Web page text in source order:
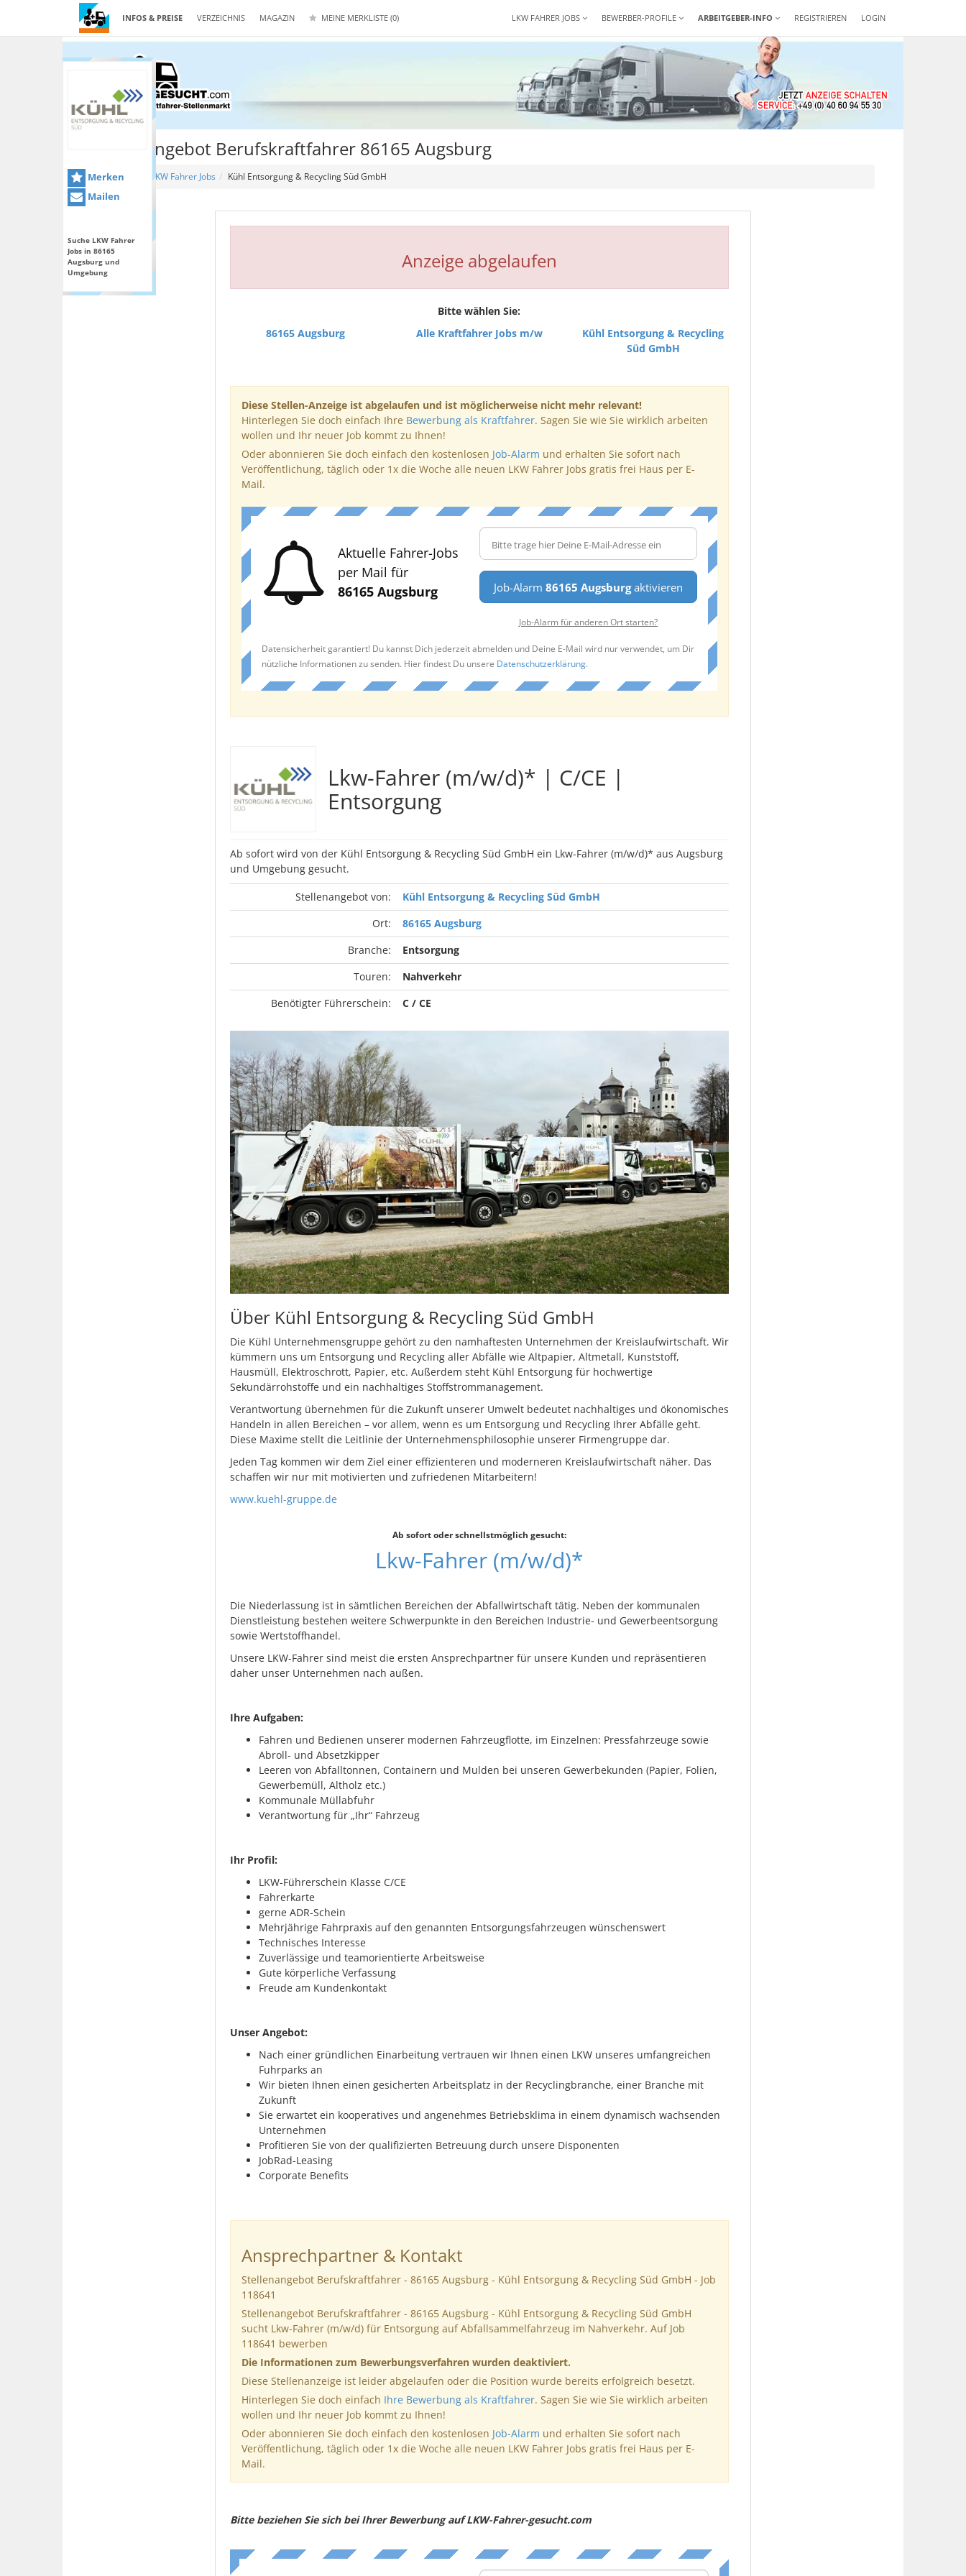
INFOS & PREISE VERZEICHNIS MAGAZIN MEINE MERKLISTE (0) REGISTRIEREN LOGIN
LKW FAHRER JOBS BEWERBER-PROFILE ARBEITGEBER-INFO
Stellenangebot Berufskraftfahrer 86165 Augsburg
Home LKW Fahrer Jobs Kühl Entsorgung & Recycling Süd GmbH
Merken
Mailen
Suche LKW Fahrer
Jobs in 86165
Augsburg und
Umgebung
Anzeige abgelaufen
Bitte wählen Sie:
86165 Augsburg
Alle Kraftfahrer Jobs m/w
Kühl Entsorgung & Recycling
Süd GmbH
Diese Stellen-Anzeige ist abgelaufen und ist möglicherweise nicht mehr relevant!
Hinterlegen Sie doch einfach Ihre Bewerbung als Kraftfahrer. Sagen Sie wie Sie wirklich arbeiten
wollen und Ihr neuer Job kommt zu Ihnen!
Oder abonnieren Sie doch einfach den kostenlosen Job-Alarm und erhalten Sie sofort nach
Veröffentlichung, täglich oder 1x die Woche alle neuen LKW Fahrer Jobs gratis frei Haus per E-
Mail.
Aktuelle Fahrer-Jobs
per Mail für
86165 Augsburg
Job-Alarm86165 Augsburgaktivieren
Job-Alarm für anderen Ort starten?
Datensicherheit garantiert! Du kannst Dich jederzeit abmelden und Deine E-Mail wird nur verwendet, um Dir
nützliche Informationen zu senden. Hier findest Du unsere Datenschutzerklärung.
Lkw-Fahrer (m/w/d)* | C/CE |
Entsorgung
Ab sofort wird von der Kühl Entsorgung & Recycling Süd GmbH ein Lkw-Fahrer (m/w/d)* aus Augsburg
und Umgebung gesucht.
Stellenangebot von:
Kühl Entsorgung & Recycling Süd GmbH
Ort:
86165 Augsburg
Branche:
Entsorgung
Touren:
Nahverkehr
Benötigter Führerschein:
C / CE
Über Kühl Entsorgung & Recycling Süd GmbH
Die Kühl Unternehmensgruppe gehört zu den namhaftesten Unternehmen der Kreislaufwirtschaft. Wir
kümmern uns um Entsorgung und Recycling aller Abfälle wie Altpapier, Altmetall, Kunststoff,
Hausmüll, Elektroschrott, Papier, etc. Außerdem steht Kühl Entsorgung für hochwertige
Sekundärrohstoffe und ein nachhaltiges Stoffstrommanagement.
Verantwortung übernehmen für die Zukunft unserer Umwelt bedeutet nachhaltiges und ökonomisches
Handeln in allen Bereichen – vor allem, wenn es um Entsorgung und Recycling Ihrer Abfälle geht.
Diese Maxime stellt die Leitlinie der Unternehmensphilosophie unserer Firmengruppe dar.
Jeden Tag kommen wir dem Ziel einer effizienteren und moderneren Kreislaufwirtschaft näher. Das
schaffen wir nur mit motivierten und zufriedenen Mitarbeitern!
www.kuehl-gruppe.de
Ab sofort oder schnellstmöglich gesucht:
Lkw-Fahrer (m/w/d)*
Die Niederlassung ist in sämtlichen Bereichen der Abfallwirtschaft tätig. Neben der kommunalen
Dienstleistung bestehen weitere Schwerpunkte in den Bereichen Industrie- und Gewerbeentsorgung
sowie Wertstoffhandel.
Unsere LKW-Fahrer sind meist die ersten Ansprechpartner für unsere Kunden und repräsentieren
daher unser Unternehmen nach außen.
Ihre Aufgaben:
Fahren und Bedienen unserer modernen Fahrzeugflotte, im Einzelnen: Pressfahrzeuge sowie
Abroll- und Absetzkipper
Leeren von Abfalltonnen, Containern und Mulden bei unseren Gewerbekunden (Papier, Folien,
Gewerbemüll, Altholz etc.)
Kommunale Müllabfuhr
Verantwortung für „Ihr“ Fahrzeug
Ihr Profil:
LKW-Führerschein Klasse C/CE
Fahrerkarte
gerne ADR-Schein
Mehrjährige Fahrpraxis auf den genannten Entsorgungsfahrzeugen wünschenswert
Technisches Interesse
Zuverlässige und teamorientierte Arbeitsweise
Gute körperliche Verfassung
Freude am Kundenkontakt
Unser Angebot:
Nach einer gründlichen Einarbeitung vertrauen wir Ihnen einen LKW unseres umfangreichen
Fuhrparks an
Wir bieten Ihnen einen gesicherten Arbeitsplatz in der Recyclingbranche, einer Branche mit
Zukunft
Sie erwartet ein kooperatives und angenehmes Betriebsklima in einem dynamisch wachsenden
Unternehmen
Profitieren Sie von der qualifizierten Betreuung durch unsere Disponenten
JobRad-Leasing
Corporate Benefits
Ansprechpartner & Kontakt
Stellenangebot Berufskraftfahrer - 86165 Augsburg - Kühl Entsorgung & Recycling Süd GmbH - Job
118641
Stellenangebot Berufskraftfahrer - 86165 Augsburg - Kühl Entsorgung & Recycling Süd GmbH
sucht Lkw-Fahrer (m/w/d) für Entsorgung auf Abfallsammelfahrzeug im Nahverkehr. Auf Job
118641 bewerben
Die Informationen zum Bewerbungsverfahren wurden deaktiviert.
Diese Stellenanzeige ist leider abgelaufen oder die Position wurde bereits erfolgreich besetzt.
Hinterlegen Sie doch einfach Ihre Bewerbung als Kraftfahrer. Sagen Sie wie Sie wirklich arbeiten
wollen und Ihr neuer Job kommt zu Ihnen!
Oder abonnieren Sie doch einfach den kostenlosen Job-Alarm und erhalten Sie sofort nach
Veröffentlichung, täglich oder 1x die Woche alle neuen LKW Fahrer Jobs gratis frei Haus per E-
Mail.
Bitte beziehen Sie sich bei Ihrer Bewerbung auf LKW-Fahrer-gesucht.com